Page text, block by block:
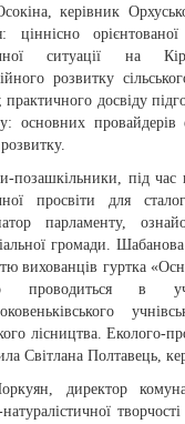
керівник
ціннісно
ситуації на
розвитку
практичного досвіду
основних провайдерів
позашкільники, під час
просвіти для
парламенту,
громади.
вихованців гуртка
проводиться в
лісництва. Еколого-
Світлана Полтавець,
директор